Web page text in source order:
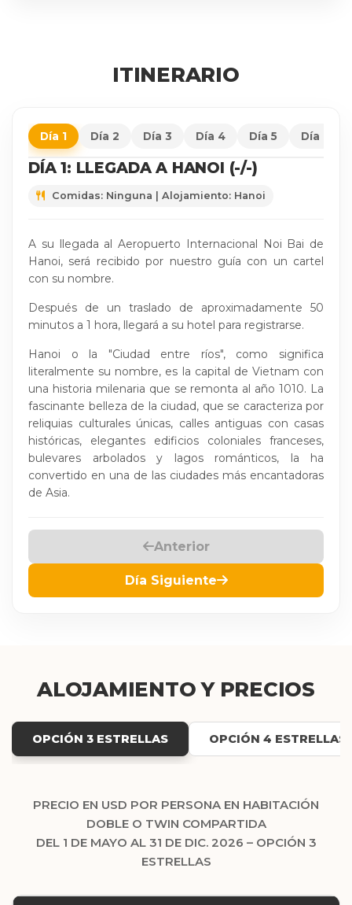
ITINERARIO
Día 1 Día 2 Día 3 Día 4 Día 5 Día 6
DÍA 1: LLEGADA A HANOI (-/-)
Comidas: Ninguna | Alojamiento: Hanoi
A su llegada al Aeropuerto Internacional Noi Bai de
Hanoi, será recibido por nuestro guía con un cartel
con su nombre.
Después de un traslado de aproximadamente 50
minutos a 1 hora, llegará a su hotel para registrarse.
Hanoi o la "Ciudad entre ríos", como significa
literalmente su nombre, es la capital de Vietnam con
una historia milenaria que se remonta al año 1010. La
fascinante belleza de la ciudad, que se caracteriza por
reliquias culturales únicas, calles antiguas con casas
históricas, elegantes edificios coloniales franceses,
bulevares arbolados y lagos románticos, la ha
convertido en una de las ciudades más encantadoras
de Asia.
Anterior
Día Siguiente
ALOJAMIENTO Y PRECIOS
OPCIÓN 3 ESTRELLAS OPCIÓN 4 ESTRELLAS
PRECIO EN USD POR PERSONA EN HABITACIÓN
DOBLE O TWIN COMPARTIDA
DEL 1 DE MAYO AL 31 DE DIC. 2026 – OPCIÓN 3
ESTRELLAS